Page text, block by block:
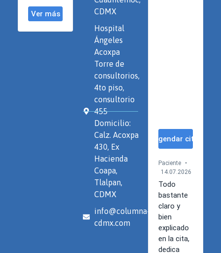
CDMX
Hospital
Ángeles
Acoxpa
Torre de
consultorios,
4to piso,
consultorio
455
Domicilio:
Calz. Acoxpa
430, Ex
Hacienda
Coapa,
Tlalpan,
CDMX
info@columna-
cdmx.com